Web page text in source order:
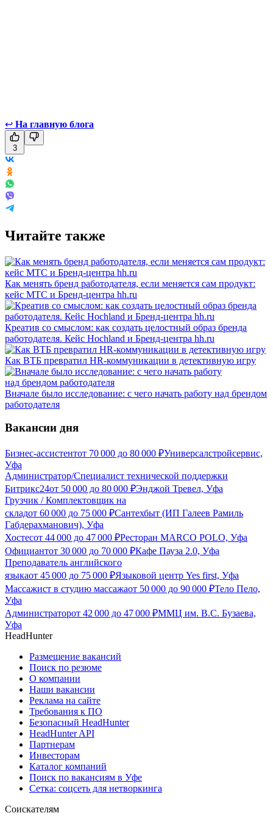
↩ На главную блога
3
Читайте также
Как менять бренд работодателя, если меняется сам продукт:
кейс МТС и Бренд-центра hh.ru
Креатив со смыслом: как создать целостный образ бренда
работодателя. Кейс Hochland и Бренд-центра hh.ru
Как ВТБ превратил HR-коммуникации в детективную игру
Вначале было исследование: с чего начать работу над брендом
работодателя
Вакансии дня
Бизнес-ассистентот 70 000 до 80 000 ₽Универсалстройсервис,
Уфа
Администратор/Специалист технической поддержки
Битрикс24от 50 000 до 80 000 ₽Энджой Тревел, Уфа
Грузчик / Комплектовщик на
складот 60 000 до 75 000 ₽Сантехбыт (ИП Галеев Рамиль
Габдерахманович), Уфа
Хостесот 44 000 до 47 000 ₽Ресторан MARCO POLO, Уфа
Официантот 30 000 до 70 000 ₽Кафе Пауза 2.0, Уфа
Преподаватель английского
языкаот 45 000 до 75 000 ₽Языковой центр Yes first, Уфа
Массажист в студию массажаот 50 000 до 90 000 ₽Тело Пело,
Уфа
Администраторот 42 000 до 47 000 ₽ММЦ им. В.С. Бузаева,
Уфа
HeadHunter
Размещение вакансий
Поиск по резюме
О компании
Наши вакансии
Реклама на сайте
Требования к ПО
Безопасный HeadHunter
HeadHunter API
Партнерам
Инвесторам
Каталог компаний
Поиск по вакансиям в Уфе
Сетка: соцсеть для нетворкинга
Соискателям